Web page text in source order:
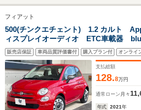
フレール オー
ティブクルー
ロール
フィアット
500(チンクエチェント) 1.2 カルト
ィスプレイオーディオ ETC車載器
ルチファンクションディスプレイ パド
ュアロジックシフト キーレスキー
ーナー
販売店保証 車両品質評価書付 購入プラン付 オンライ
支払総額
128.8万円
通常ローン 月々
年式 2021年